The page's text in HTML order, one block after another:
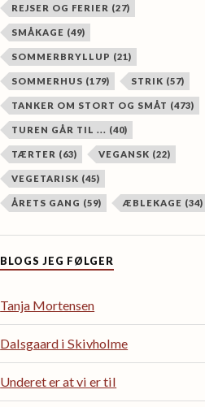
REJSER OG FERIER (27)
SMÅKAGE (49)
SOMMERBRYLLUP (21)
SOMMERHUS (179) STRIK (57)
TANKER OM STORT OG SMÅT (473)
TUREN GÅR TIL ... (40)
TÆRTER (63) VEGANSK (22)
VEGETARISK (45)
ÅRETS GANG (59) ÆBLEKAGE (34)
BLOGS JEG FØLGER
Tanja Mortensen
Dalsgaard i Skivholme
Underet er at vi er til